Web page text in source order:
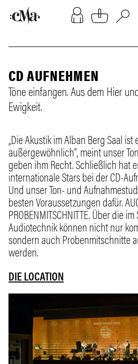
[cookies-overlay]
CD AUFNEHMEN
Töne einfangen. Aus dem Hier
Ewigkeit.
„Die Akustik im Alban Berg Saal ist
außergewöhnlich“, meint unser
geben ihm Recht. Schließlich hat
internationale Stars bei der CD-
Und unser Ton- und
besten Voraussetzungen dafür.
PROBENMITSCHNITTE. Über die
Audiotechnik können nicht nur
sondern auch Probenmitschnitte
werden.
DIE LOCATION